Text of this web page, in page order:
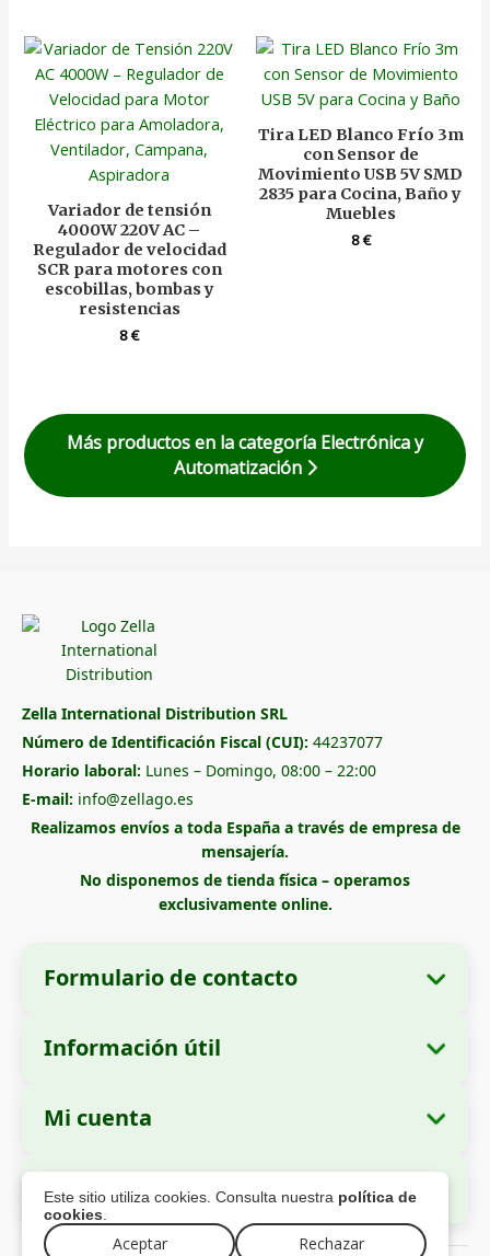
Este sitio utiliza cookies. Consulta nuestra política de
cookies
Aceptar Rechazar
Variador de tensión
4000W 220V AC –
Regulador de velocidad
SCR para motores con
escobillas, bombas y
resistencias
8€
Tira LED Blanco Frío 3m
con Sensor de
Movimiento USB 5V SMD
2835 para Cocina, Baño y
Muebles
8€
Más productos en la categoría Electrónica y
Automatización
Zella International Distribution SRL
Número de Identificación Fiscal (CUI): 44237077
Horario laboral: Lunes – Domingo, 08:00 – 22:00
E-mail: info@zellago.es
Realizamos envíos a toda España a través de empresa de
mensajería.
No disponemos de tienda física – operamos
exclusivamente online.
Formulario de contacto
Razón social:
SRL
Domicilio social:Strada Cuza Vodă nr. 97,
Sector 4, București, 040283, Rumanía
Número de Identificación Fiscal (CUI):
Información útil
Cómo realizar un pedido
Métodos de pago
Información de envío
Política de devoluciones
Mi cuenta
Mis pedidos
Datos personales
Direcciones
Pago Seguro